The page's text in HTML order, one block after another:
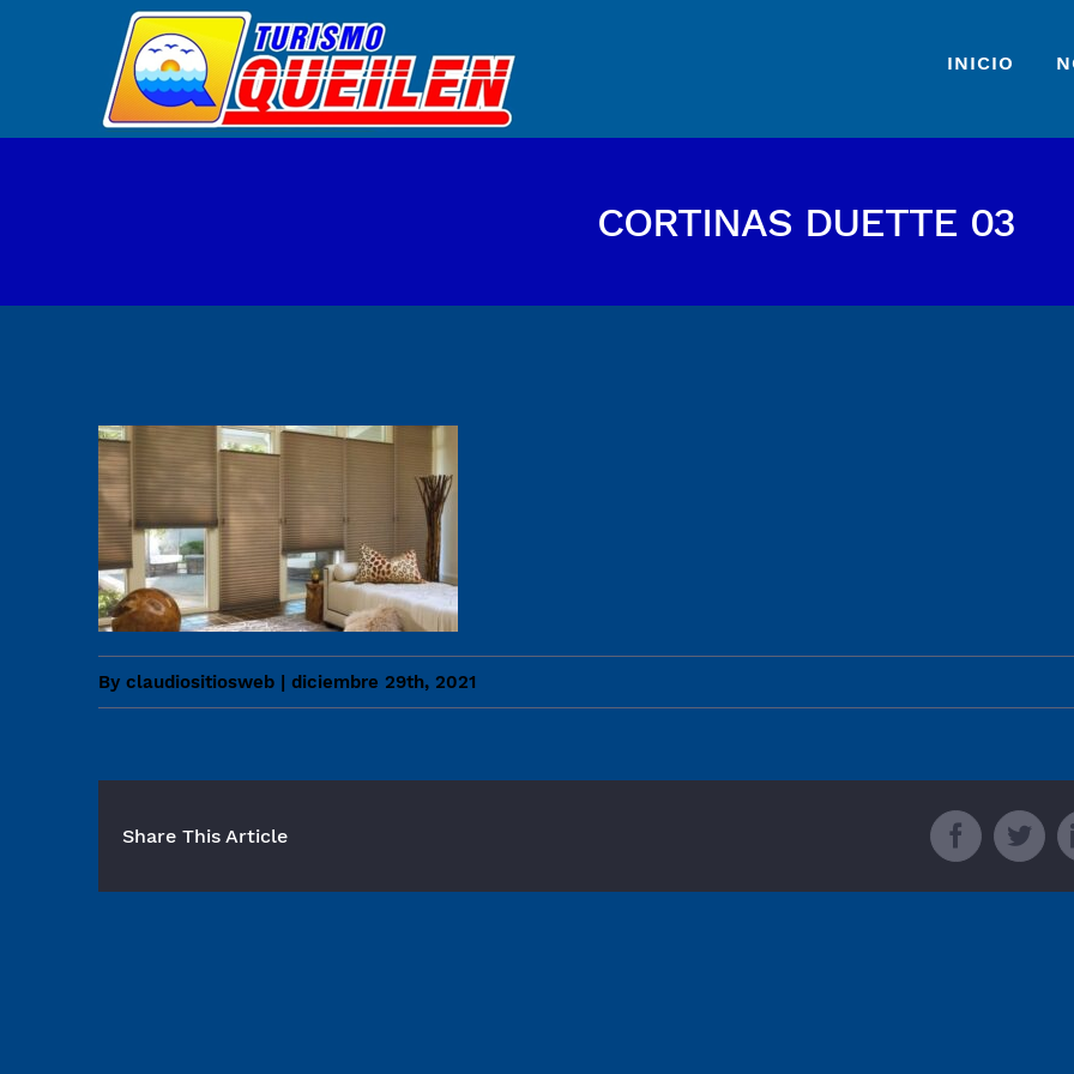
INICIO
CORTINAS DUETTE 03
By claudiositiosweb | diciembre 29th, 2021
Share This Article